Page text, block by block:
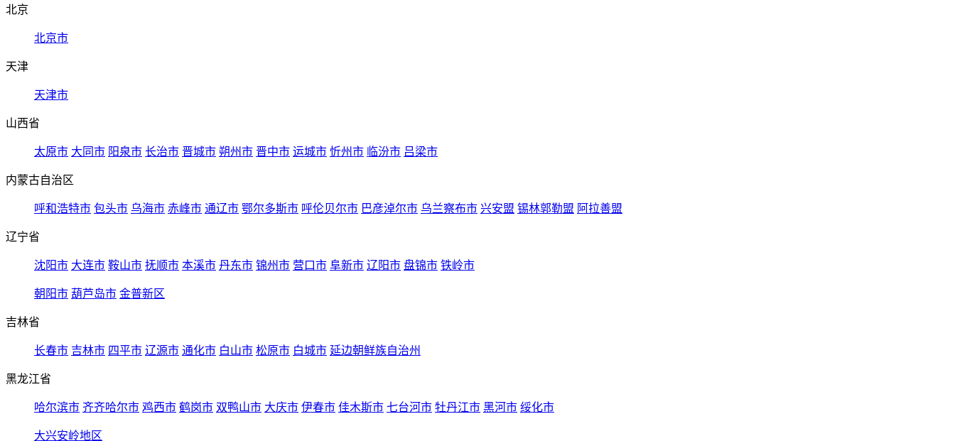
北京
北京市
天津
天津市
山西省
太原市 大同市 阳泉市 长治市 晋城市 朔州市 晋中市 运城市 忻州市 临汾市 吕梁市
内蒙古自治区
呼和浩特市 包头市 乌海市 赤峰市 通辽市 鄂尔多斯市 呼伦贝尔市 巴彦淖尔市 乌兰察布市 兴安盟 锡林郭勒盟 阿拉善盟
辽宁省
沈阳市 大连市 鞍山市 抚顺市 本溪市 丹东市 锦州市 营口市 阜新市 辽阳市 盘锦市 铁岭市
朝阳市 葫芦岛市 金普新区
吉林省
长春市 吉林市 四平市 辽源市 通化市 白山市 松原市 白城市 延边朝鲜族自治州
黑龙江省
哈尔滨市 齐齐哈尔市 鸡西市 鹤岗市 双鸭山市 大庆市 伊春市 佳木斯市 七台河市 牡丹江市 黑河市 绥化市
大兴安岭地区